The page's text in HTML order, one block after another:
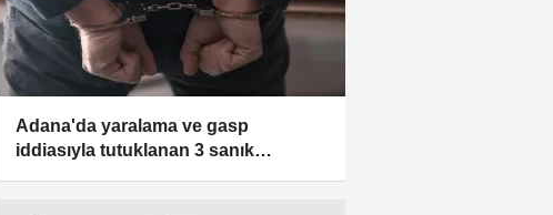
Adana'da yaralama ve gasp
iddiasıyla tutuklanan 3 sanık